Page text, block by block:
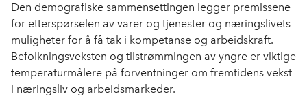
Den demografiske sammensettingen legger premissene
for etterspørselen av varer og tjenester og næringslivets
muligheter for å få tak i kompetanse og arbeidskraft.
Befolkningsveksten og tilstrømmingen av yngre er viktige
temperaturmålere på forventninger om fremtidens vekst
i næringsliv og arbeidsmarkeder.